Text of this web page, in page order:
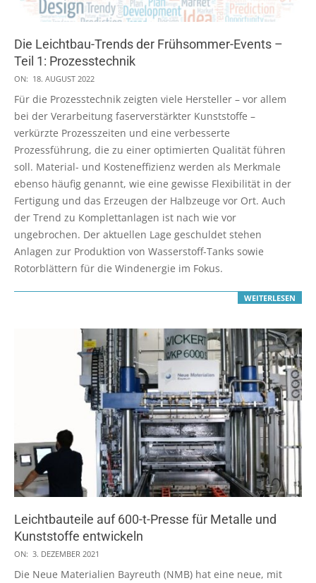
Die Leichtbau-Trends der Frühsommer-Events –
Teil 1: Prozesstechnik
2022-
08-
18
ON: 18. AUGUST 2022
Für die Prozesstechnik zeigten viele Hersteller – vor allem
bei der Verarbeitung faserverstärkter Kunststoffe –
verkürzte Prozesszeiten und eine verbesserte
Prozessführung, die zu einer optimierten Qualität führen
soll. Material- und Kosteneffizienz werden als Merkmale
ebenso häufig genannt, wie eine gewisse Flexibilität in der
Fertigung und das Erzeugen der Halbzeuge vor Ort. Auch
der Trend zu Komplettanlagen ist nach wie vor
ungebrochen. Der aktuellen Lage geschuldet stehen
Anlagen zur Produktion von Wasserstoff-Tanks sowie
Rotorblättern für die Windenergie im Fokus.
WEITERLESEN
Leichtbauteile auf 600-t-Presse für Metalle und
Kunststoffe entwickeln
2021-
12-
ON: 3. DEZEMBER 2021
Die Neue Materialien Bayreuth (NMB) hat eine neue, mit